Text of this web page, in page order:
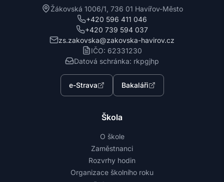
Žákovská 1006/1, 736 01 Havířov-Město
+420 596 411 046
+420 739 594 037
zs.zakovska@zakovska-havirov.cz
IČO: 62331230
Datová schránka: rkpgjhp
e-Strava Bakaláři
Škola
O škole
Zaměstnanci
Rozvrhy hodin
Organizace školního roku